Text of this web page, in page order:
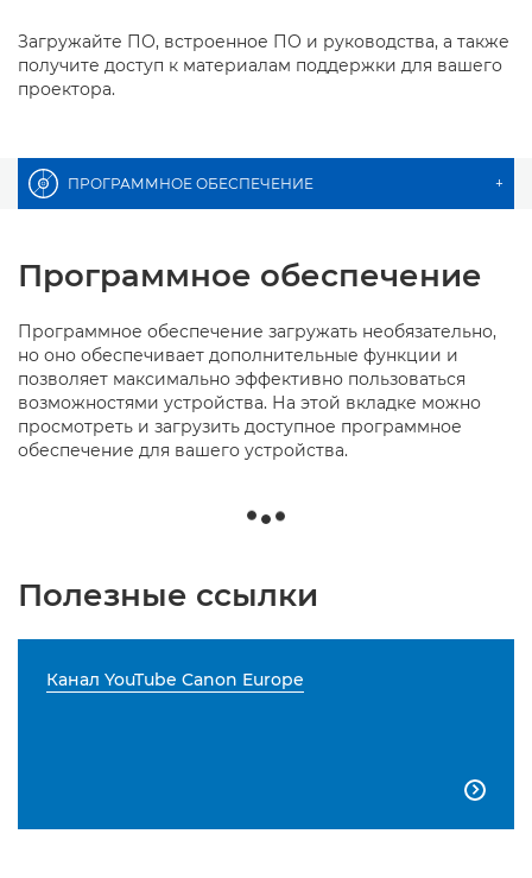
Загружайте ПО, встроенное ПО и руководства, а также
получите доступ к материалам поддержки для вашего
проектора.
ПРОГРАММНОЕ ОБЕСПЕЧЕНИЕ +
Программное обеспечение
Программное обеспечение загружать необязательно,
но оно обеспечивает дополнительные функции и
позволяет максимально эффективно пользоваться
возможностями устройства. На этой вкладке можно
просмотреть и загрузить доступное программное
обеспечение для вашего устройства.
Полезные ссылки
Канал YouTube Canon Europe
